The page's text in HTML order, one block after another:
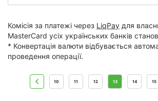
Комісія за платежі через LiqPay для
MasterCard усіх українських банків
* Конвертація валюти відбувається
проведення операції.
10 11 12 13 14 15